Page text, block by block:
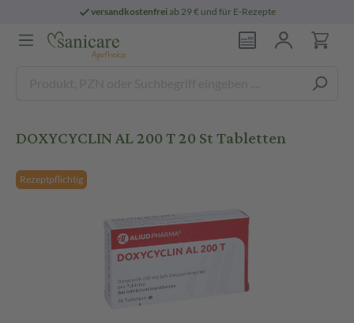
versandkostenfreiab 29 € und für E-Rezepte
DOXYCYCLIN AL 200 T 20 St Tabletten
Rezeptpflichtig